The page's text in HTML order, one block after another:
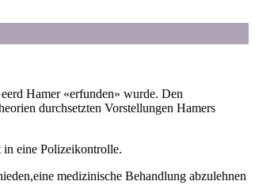
Hamer «erfunden» wurde. Den
durchsetzten Vorstellungen Hamers
eine Polizeikontrolle.
medizinische Behandlung abzulehnen